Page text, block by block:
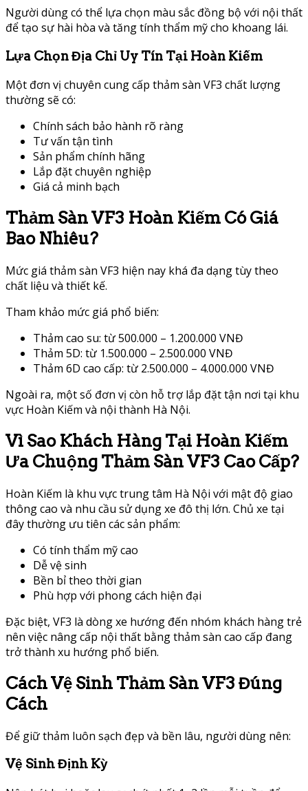
Người dùng có thể lựa chọn màu sắc đồng bộ với nội thất
để tạo sự hài hòa và tăng tính thẩm mỹ cho khoang lái.
Lựa Chọn Địa Chỉ Uy Tín Tại Hoàn Kiếm
Một đơn vị chuyên cung cấp thảm sàn VF3 chất lượng
thường sẽ có:
Chính sách bảo hành rõ ràng
Tư vấn tận tình
Sản phẩm chính hãng
Lắp đặt chuyên nghiệp
Giá cả minh bạch
Thảm Sàn VF3 Hoàn Kiếm Có Giá
Bao Nhiêu?
Mức giá thảm sàn VF3 hiện nay khá đa dạng tùy theo
chất liệu và thiết kế.
Tham khảo mức giá phổ biến:
Thảm cao su: từ 500.000 – 1.200.000 VNĐ
Thảm 5D: từ 1.500.000 – 2.500.000 VNĐ
Thảm 6D cao cấp: từ 2.500.000 – 4.000.000 VNĐ
Ngoài ra, một số đơn vị còn hỗ trợ lắp đặt tận nơi tại khu
vực Hoàn Kiếm và nội thành Hà Nội.
Vì Sao Khách Hàng Tại Hoàn Kiếm
Ưa Chuộng Thảm Sàn VF3 Cao Cấp?
Hoàn Kiếm là khu vực trung tâm Hà Nội với mật độ giao
thông cao và nhu cầu sử dụng xe đô thị lớn. Chủ xe tại
đây thường ưu tiên các sản phẩm:
Có tính thẩm mỹ cao
Dễ vệ sinh
Bền bỉ theo thời gian
Phù hợp với phong cách hiện đại
Đặc biệt, VF3 là dòng xe hướng đến nhóm khách hàng trẻ
nên việc nâng cấp nội thất bằng thảm sàn cao cấp đang
trở thành xu hướng phổ biến.
Cách Vệ Sinh Thảm Sàn VF3 Đúng
Cách
Để giữ thảm luôn sạch đẹp và bền lâu, người dùng nên:
Vệ Sinh Định Kỳ